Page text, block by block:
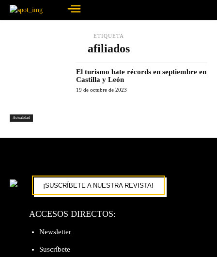
ETIQUETA
afiliados
Actualidad
El turismo bate récords en septiembre en
Castilla y León
19 de octubre de 2023
¡SUSCRÍBETE A NUESTRA REVISTA!
ACCESOS DIRECTOS:
Newsletter
Suscríbete